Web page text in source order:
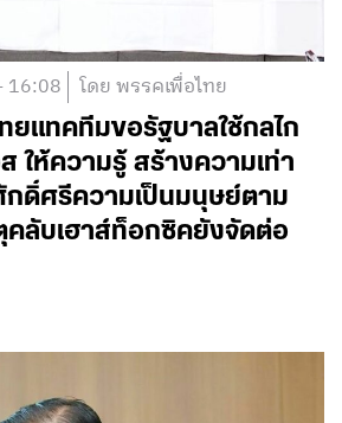
16:08 โดย พรรคเพื่อไทย
ยแทคทีมขอรัฐบาลใช้กลไก
ให้ความรู้ สร้างความเท่า
กดิ์ศรีความเป็นมนุษย์ตาม
ลับเฮาส์ท็อกซิคยังจัดต่อ